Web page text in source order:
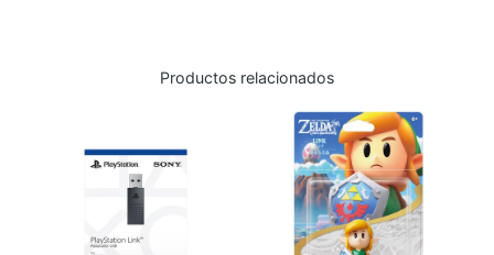
Productos relacionados